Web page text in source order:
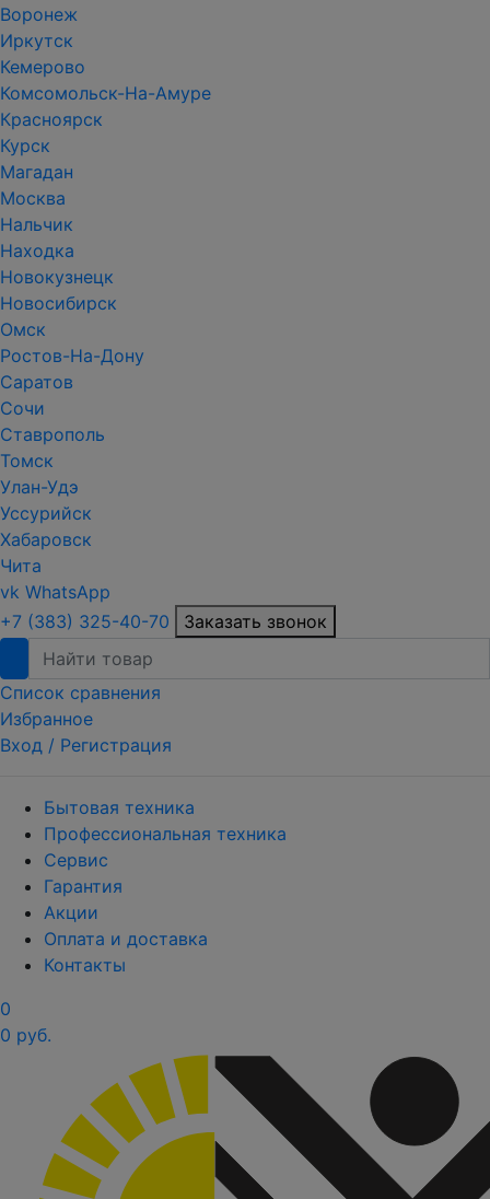
Воронеж
Иркутск
Кемерово
Комсомольск-На-Амуре
Красноярск
Курск
Магадан
Москва
Нальчик
Находка
Новокузнецк
Новосибирск
Омск
Ростов-На-Дону
Саратов
Сочи
Ставрополь
Томск
Улан-Удэ
Уссурийск
Хабаровск
Чита
vk WhatsApp
+7 (383) 325-40-70
Заказать звонок
Список сравнения
Избранное
Вход / Регистрация
Бытовая техника
Профессиональная техника
Сервис
Гарантия
Акции
Оплата и доставка
Контакты
0
0 руб.